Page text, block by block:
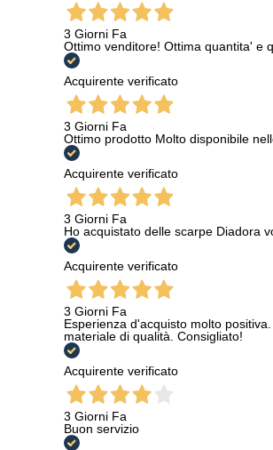
3 Giorni Fa
Ottimo venditore! Ottima quantita' e
Acquirente verificato
3 Giorni Fa
Ottimo prodotto Molto disponibile
Acquirente verificato
3 Giorni Fa
Ho acquistato delle scarpe Diadora
Acquirente verificato
3 Giorni Fa
Esperienza d'acquisto molto
materiale di qualità. Consigliato!
Acquirente verificato
3 Giorni Fa
Buon servizio